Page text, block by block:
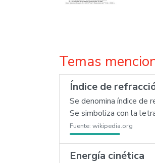
Temas
Índice de
Se denomina índice de
Se simboliza con la
Fuente: wikipedia.org
Energía cinética